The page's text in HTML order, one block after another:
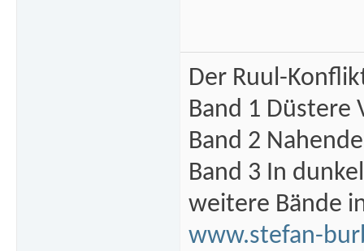
Der Ruul-
Band 1 Düstere
Band 2
Band 3 In
weitere Bände
www.stefan-